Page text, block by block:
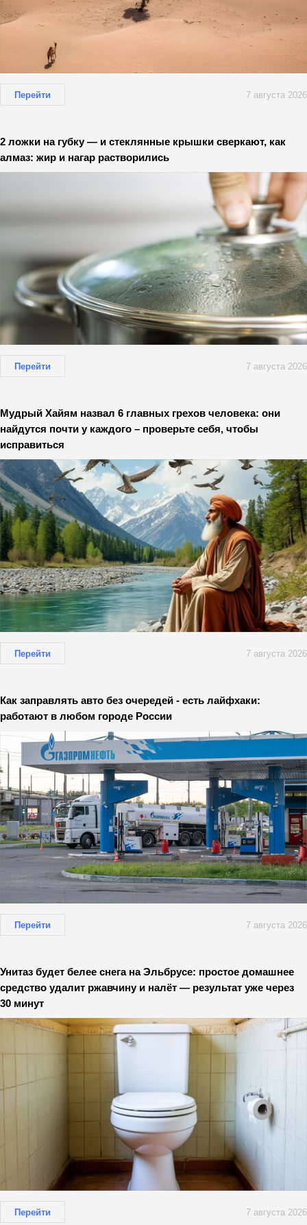
Перейти 7 августа 2026
2 ложки на губку — и стеклянные крышки сверкают, как
алмаз: жир и нагар растворились
Перейти 7 августа 2026
Мудрый Хайям назвал 6 главных грехов человека: они
найдутся почти у каждого – проверьте себя, чтобы
исправиться
Перейти 7 августа 2026
Как заправлять авто без очередей - есть лайфхаки:
работают в любом городе России
Перейти 7 августа 2026
Унитаз будет белее снега на Эльбрусе: простое домашнее
средство удалит ржавчину и налёт — результат уже через
30 минут
Перейти 7 августа 2026